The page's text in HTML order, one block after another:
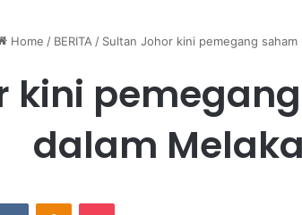
Home / BERITA / Sultan Johor kini pemegang
kini
dalam